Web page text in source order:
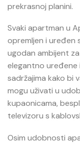
prekrasnoj planini.
Svaki apartman u
opremljen i uređen
ugodan ambijent
elegantno uređene
sadržajima kako bi
mogu uživati u
kupaonicama,
televizoru s
Osim udobnosti